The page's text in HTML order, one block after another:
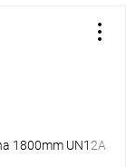
1800mm UN12A